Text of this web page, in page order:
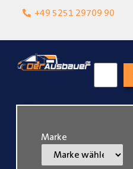
+49 5251 29709 90
Lokalgeschäft in
Marke